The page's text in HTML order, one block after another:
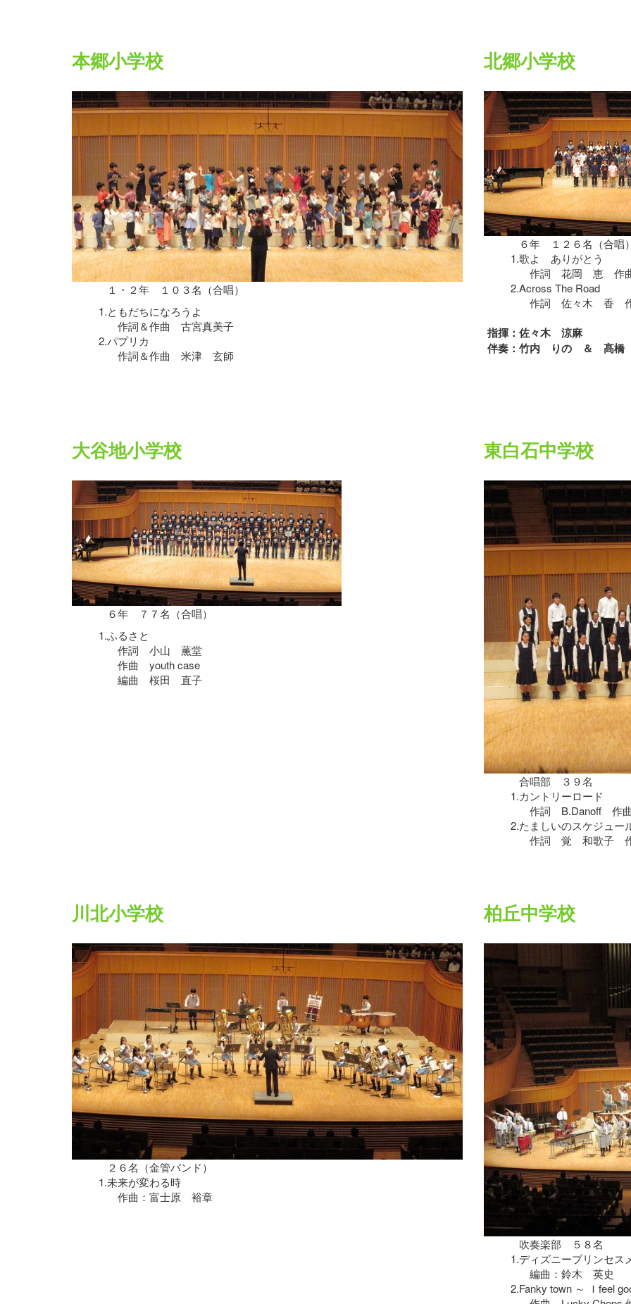
本郷小学校
１・２年 １０３名（合唱）
1.ともだちになろうよ
作詞＆作曲 古宮真美子
2.パプリカ
作詞＆作曲 米津 玄師
北郷小学校
６年 １２６名（合唱
1.歌よ ありがとう
作詞 花岡 恵 作
2.Across The Road
作詞 佐々木 香
指揮： 佐々木 涼麻
伴奏： 竹内 りの ＆ 髙橋
大谷地小学校
６年 ７７名（合唱）
1.ふるさと
作詞 小山 薫堂
作曲 youth case
編曲 桜田 直子
東白石中学校
合唱部 ３９名
1.カントリーロード
作詞 B.Danoff 作
2.たましいのスケジュー
作詞 覚 和歌子
川北小学校
２６名（金管バンド）
1.未来が変わる時
作曲：富士原 裕章
柏丘中学校
吹奏楽部 ５８名
1.ディズニープリンセス
編曲：鈴木 英史
2.Fanky town ～ Ｉfeel